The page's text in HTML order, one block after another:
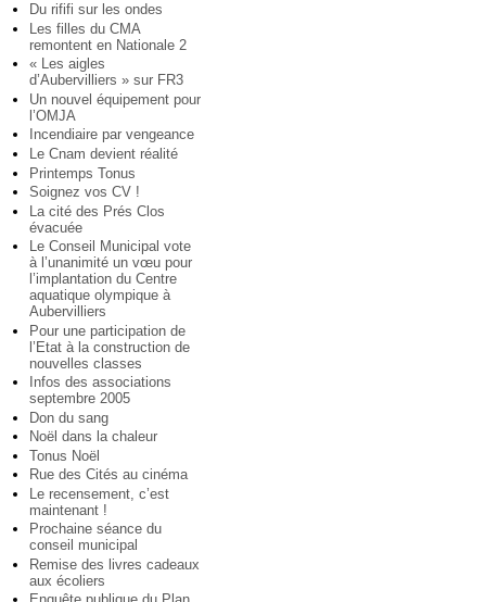
Du rififi sur les ondes
Les filles du CMA
remontent en Nationale 2
« Les aigles
d’Aubervilliers » sur FR3
Un nouvel équipement pour
l’OMJA
Incendiaire par vengeance
Le Cnam devient réalité
Printemps Tonus
Soignez vos CV !
La cité des Prés Clos
évacuée
Le Conseil Municipal vote
à l’unanimité un vœu pour
l’implantation du Centre
aquatique olympique à
Aubervilliers
Pour une participation de
l’Etat à la construction de
nouvelles classes
Infos des associations
septembre 2005
Don du sang
Noël dans la chaleur
Tonus Noël
Rue des Cités au cinéma
Le recensement, c’est
maintenant !
Prochaine séance du
conseil municipal
Remise des livres cadeaux
aux écoliers